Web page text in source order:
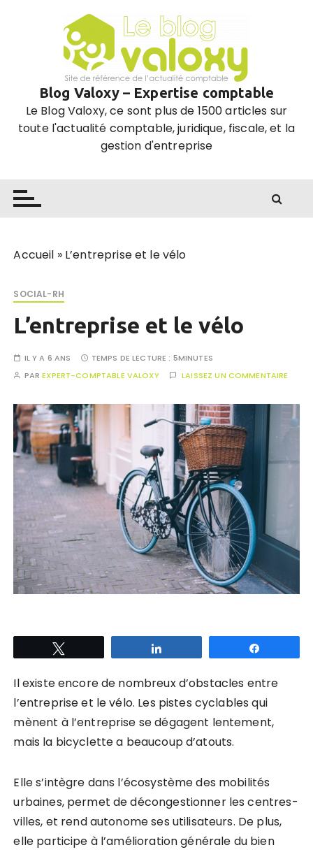
Blog Valoxy – Expertise comptable
Le Blog Valoxy, ce sont plus de 1500 articles sur
toute l'actualité comptable, juridique, fiscale, et la
gestion d'entreprise
Accueil » L’entreprise et le vélo
SOCIAL-RH
L’entreprise et le vélo
IL Y A 6 ANS TEMPS DE LECTURE : 5MINUTES
PAREXPERT-COMPTABLE VALOXY LAISSEZ UN COMMENTAIRE
Il existe encore de nombreux d’obstacles entre
l’entreprise et le vélo. Les pistes cyclables qui
mènent à l’entreprise se dégagent lentement,
mais la bicyclette a beaucoup d’atouts.
Elle s’intègre dans l’écosystème des mobilités
urbaines, permet de décongestionner les centres-
villes, et rend autonome ses utilisateurs. De plus,
elle participe à l’amélioration générale du bien